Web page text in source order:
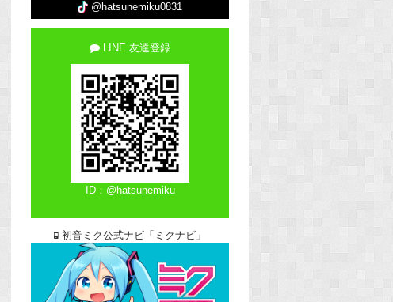
@hatsunemiku0831
LINE 友達登録
ID：@hatsunemiku
初音ミク公式ナビ「ミクナビ」